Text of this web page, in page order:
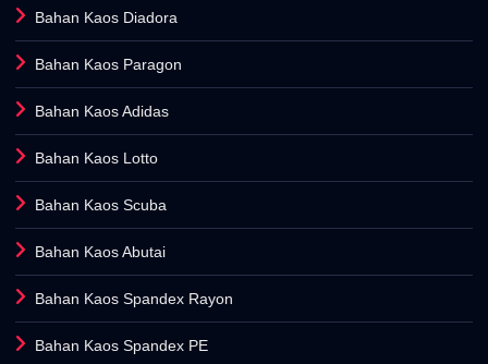
Bahan Kaos Diadora
Bahan Kaos Paragon
Bahan Kaos Adidas
Bahan Kaos Lotto
Bahan Kaos Scuba
Bahan Kaos Abutai
Bahan Kaos Spandex Rayon
Bahan Kaos Spandex PE